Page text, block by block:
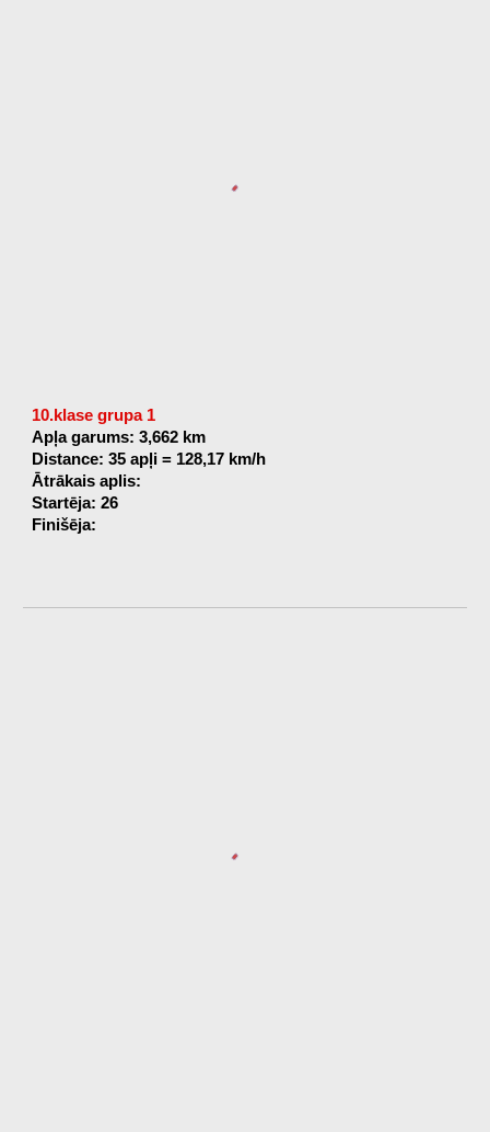
10.klase grupa 1
Apļa garums: 3,662 km
Distance: 35 apļi = 128,17 km/h
Ātrākais aplis:
Startēja: 26
Finišēja: